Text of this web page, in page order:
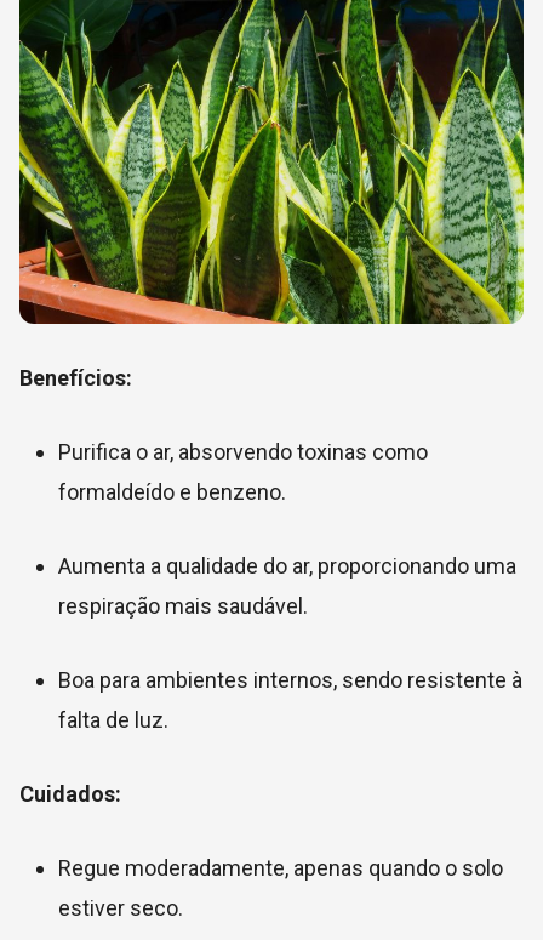
Benefícios:
Purifica o ar, absorvendo toxinas como
formaldeído e benzeno.
Aumenta a qualidade do ar, proporcionando uma
respiração mais saudável.
Boa para ambientes internos, sendo resistente à
falta de luz.
Cuidados:
Regue moderadamente, apenas quando o solo
estiver seco.